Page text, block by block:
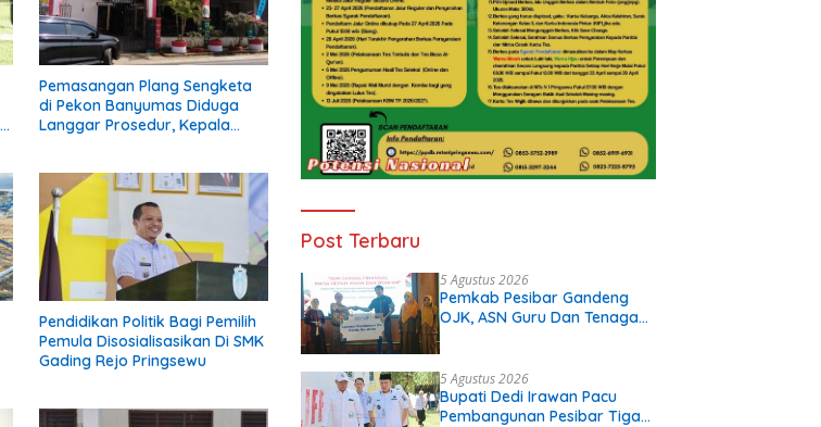
Pemasangan Plang Sengketa
di Pekon Banyumas Diduga
Langgar Prosedur, Kepala
Pendidikan Politik Bagi Pemilih
Pemula Disosialisasikan Di SMK
Gading Rejo Pringsewu
Post Terbaru
5 Agustus 2026
Pemkab Pesibar Gandeng
OJK, ASN Guru Dan Tenaga
5 Agustus 2026
Bupati Dedi Irawan Pacu
Pembangunan Pesibar Tiga